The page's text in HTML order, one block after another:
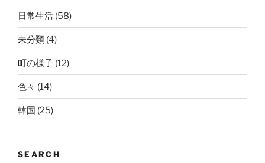
日常生活 (58)
未分類 (4)
町の様子 (12)
色々 (14)
韓国 (25)
SEARCH